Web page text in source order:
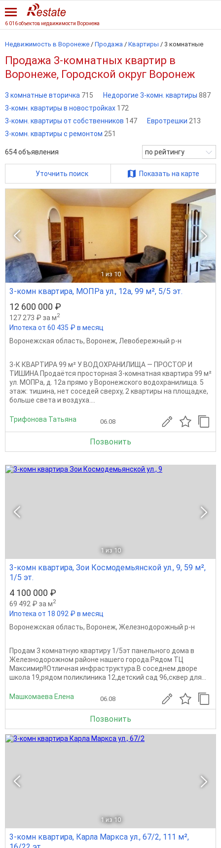
6 016 объектов недвижимости Воронежа
Недвижимость в Воронеже / Продажа / Квартиры / 3 комнатные
Продажа 3-комнатных квартир в
Воронеже, Городской округ Воронеж
3 комнатные вторичка 715 Недорогие 3-комн. квартиры 887
3-комн. квартиры в новостройках 172
3-комн. квартиры от собственников 147 Евротрешки 213
3-комн. квартиры с ремонтом 251
654объявления по рейтингу
Уточнить поиск Показать на карте
1 из 10
3-комн квартира, МОПРа ул., 12а, 99 м², 5/5 эт.
12 600 000 ₽
127 273 ₽ за м2
Ипотека от 60 435 ₽ в месяц
Воронежская область, Воронеж, Левобережный р-н
3-К КВАРТИРА 99 м² У ВОДОХРАНИЛИЩА — ПРОСТОР И
ТИШИНА Продаётся просторная 3-комнатная квартира 99 м²
ул. МОПРа, д. 12а прямо у Воронежского водохранилища. 5
этаж: тишина, нет соседей сверху, 2 квартиры на площадке,
больше света и воздуха....
Трифонова Татьяна 06.08
Позвонить
1 из 10
3-комн квартира, Зои Космодемьянской ул., 9, 59 м²,
1/5 эт.
4 100 000 ₽
69 492 ₽ за м2
Ипотека от 18 092 ₽ в месяц
Воронежская область, Воронеж, Железнодорожный р-н
Продам 3 комнатную квартиру 1/5эт панельного дома в
Железнодорожном районе нашего города.Рядом ТЦ
Максимир!!Отличная инфраструктура.В соседнем дворе
школа 19,рядом поликлиника 12,детский сад 96,сквер для...
Машкомаева Елена 06.08
Позвонить
1 из 10
3-комн квартира, Карла Маркса ул., 67/2, 111 м²,